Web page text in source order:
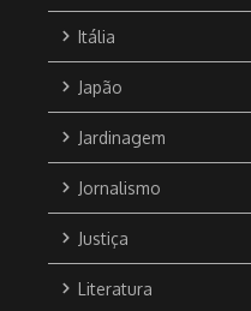
Itália
Japão
Jardinagem
Jornalismo
Justiça
Literatura